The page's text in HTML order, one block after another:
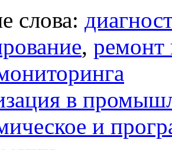
слова:
, ремонт
в
и